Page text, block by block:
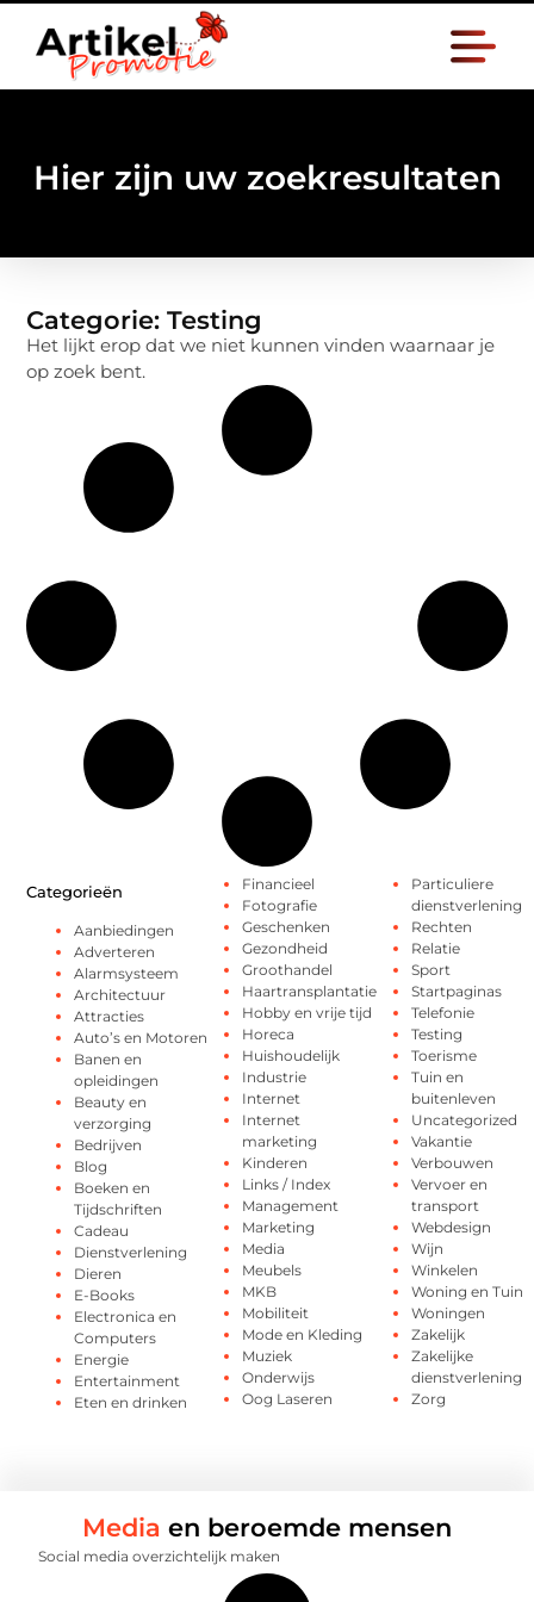
Hier zijn uw zoekresultaten
Categorie: Testing
Het lijkt erop dat we niet kunnen vinden waarnaar je
op zoek bent.
Categorieën
Aanbiedingen
Adverteren
Alarmsysteem
Architectuur
Attracties
Auto’s en Motoren
Banen en
opleidingen
Beauty en
verzorging
Bedrijven
Blog
Boeken en
Tijdschriften
Cadeau
Dienstverlening
Dieren
E-Books
Electronica en
Computers
Energie
Entertainment
Eten en drinken
Financieel
Fotografie
Geschenken
Gezondheid
Groothandel
Haartransplantatie
Hobby en vrije tijd
Horeca
Huishoudelijk
Industrie
Internet
Internet
marketing
Kinderen
Links / Index
Management
Marketing
Media
Meubels
MKB
Mobiliteit
Mode en Kleding
Muziek
Onderwijs
Oog Laseren
Particuliere
dienstverlening
Rechten
Relatie
Sport
Startpaginas
Telefonie
Testing
Toerisme
Tuin en
buitenleven
Uncategorized
Vakantie
Verbouwen
Vervoer en
transport
Webdesign
Wijn
Winkelen
Woning en Tuin
Woningen
Zakelijk
Zakelijke
dienstverlening
Zorg
Media en beroemde mensen
Social media overzichtelijk maken